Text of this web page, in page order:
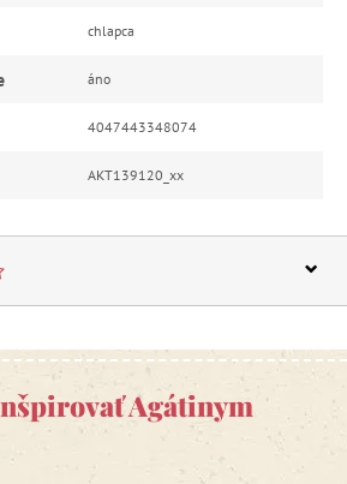
chlapca
áno
4047443348074
AKT139120_xx
Agátinym